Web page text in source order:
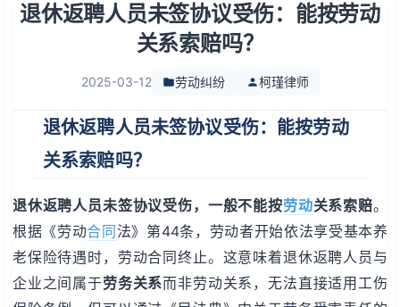
退休返聘人员未签协议受伤：能按劳动
关系索赔吗？
2025-03-12 劳动纠纷 柯瑾律师
退休返聘人员未签协议受伤：能按劳动
关系索赔吗？
退休返聘人员未签协议受伤，一般不能按劳动关系索赔。
根据《劳动合同 法》第44条，劳动者开始依法享受基本养
老保险待遇时，劳动合同终止。这意味着退休返聘人员与
企业之间属于劳务关系而非劳动关系，无法直接适用工伤